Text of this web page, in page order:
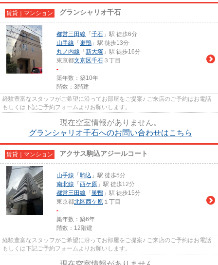
賃貸｜マンション グランシャリオ千石
都営三田線 「 千石 」駅 徒歩6分
山手線 「 巣鴨 」駅 徒歩13分
丸ノ内線 「 新大塚 」駅 徒歩16分
東京都文京区千石 ３丁目
-
築年数：築10年
階数：3階建
経験豊富なスタッフがご希望に沿ってお部屋をご提案♪ ご来店のご予約はお電話
もしくは下記ご予約フォームよりお願いします。
現在空室情報がありません。
グランシャリオ千石へのお問い合わせはこちら
賃貸｜マンション アクサス駒込アジールコート
山手線 「駒込 」駅 徒歩5分
南北線 「 西ケ原 」駅 徒歩12分
都営三田線 「 巣鴨 」駅 徒歩15分
東京都北区西ケ原 １丁目
-
築年数：築6年
階数：12階建
経験豊富なスタッフがご希望に沿ってお部屋をご提案♪ ご来店のご予約はお電話
もしくは下記ご予約フォームよりお願いします。